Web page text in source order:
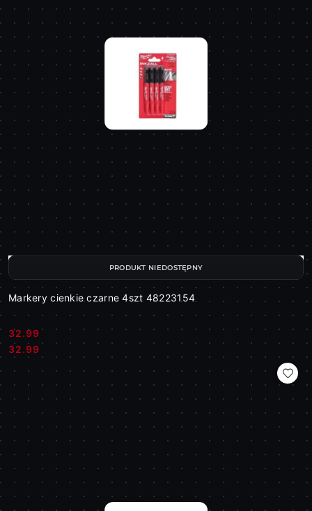
Markery cienkie czarne 4szt 48223154
Cena:
32.99
Cena:
32.99
PRODUKT NIEDOSTĘPNY